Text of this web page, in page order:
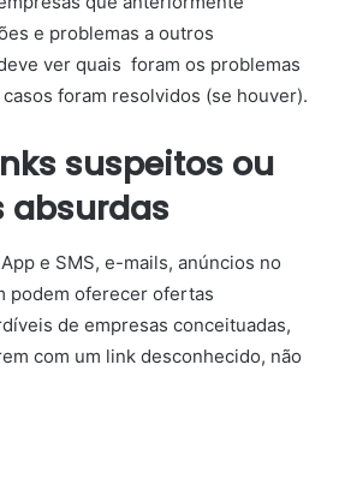
e problemas a outros
ver quais foram os problemas
foram resolvidos (se houver).
suspeitos ou
absurdas
e SMS, e-mails, anúncios no
podem oferecer ofertas
​​de empresas conceituadas,
com um link desconhecido, não